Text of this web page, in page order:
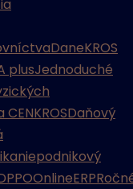
DaneKROS
plusJednoduché
Daňový
podnikový
OnlineERP